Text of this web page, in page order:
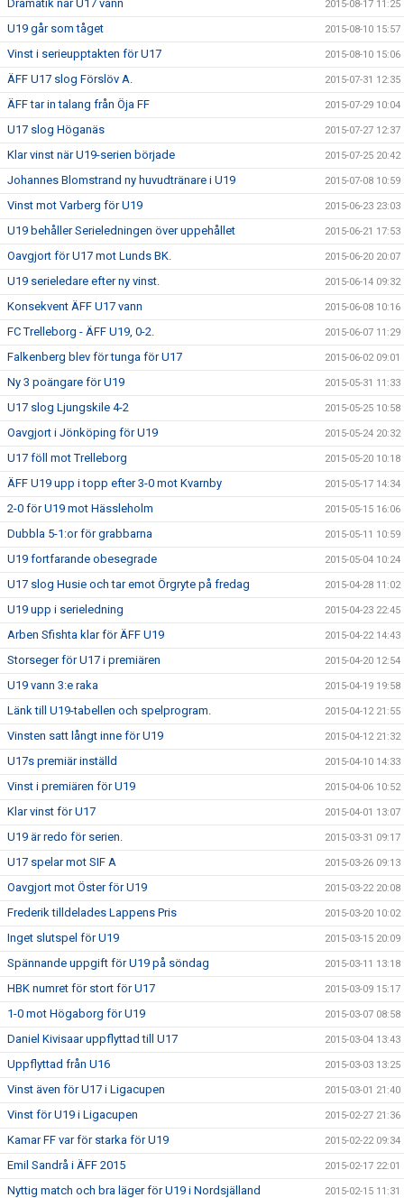
Dramatik när U17 vann 2015-08-17 11:25
U19 går som tåget 2015-08-10 15:57
Vinst i serieupptakten för U17 2015-08-10 15:06
ÄFF U17 slog Förslöv A. 2015-07-31 12:35
ÄFF tar in talang från Öja FF 2015-07-29 10:04
U17 slog Höganäs 2015-07-27 12:37
Klar vinst när U19-serien började 2015-07-25 20:42
Johannes Blomstrand ny huvudtränare i U19 2015-07-08 10:59
Vinst mot Varberg för U19 2015-06-23 23:03
U19 behåller Serieledningen över uppehållet 2015-06-21 17:53
Oavgjort för U17 mot Lunds BK. 2015-06-20 20:07
U19 serieledare efter ny vinst. 2015-06-14 09:32
Konsekvent ÄFF U17 vann 2015-06-08 10:16
FC Trelleborg - ÄFF U19, 0-2. 2015-06-07 11:29
Falkenberg blev för tunga för U17 2015-06-02 09:01
Ny 3 poängare för U19 2015-05-31 11:33
U17 slog Ljungskile 4-2 2015-05-25 10:58
Oavgjort i Jönköping för U19 2015-05-24 20:32
U17 föll mot Trelleborg 2015-05-20 10:18
ÄFF U19 upp i topp efter 3-0 mot Kvarnby 2015-05-17 14:34
2-0 för U19 mot Hässleholm 2015-05-15 16:06
Dubbla 5-1:or för grabbarna 2015-05-11 10:59
U19 fortfarande obesegrade 2015-05-04 10:24
U17 slog Husie och tar emot Örgryte på fredag 2015-04-28 11:02
U19 upp i serieledning 2015-04-23 22:45
Arben Sfishta klar för ÄFF U19 2015-04-22 14:43
Storseger för U17 i premiären 2015-04-20 12:54
U19 vann 3:e raka 2015-04-19 19:58
Länk till U19-tabellen och spelprogram. 2015-04-12 21:55
Vinsten satt långt inne för U19 2015-04-12 21:32
U17s premiär inställd 2015-04-10 14:33
Vinst i premiären för U19 2015-04-06 10:52
Klar vinst för U17 2015-04-01 13:07
U19 är redo för serien. 2015-03-31 09:17
U17 spelar mot SIF A 2015-03-26 09:13
Oavgjort mot Öster för U19 2015-03-22 20:08
Frederik tilldelades Lappens Pris 2015-03-20 10:02
Inget slutspel för U19 2015-03-15 20:09
Spännande uppgift för U19 på söndag 2015-03-11 13:18
HBK numret för stort för U17 2015-03-09 15:17
1-0 mot Högaborg för U19 2015-03-07 08:58
Daniel Kivisaar uppflyttad till U17 2015-03-04 13:43
Uppflyttad från U16 2015-03-03 13:25
Vinst även för U17 i Ligacupen 2015-03-01 21:40
Vinst för U19 i Ligacupen 2015-02-27 21:36
Kamar FF var för starka för U19 2015-02-22 09:34
Emil Sandrå i ÄFF 2015 2015-02-17 22:01
Nyttig match och bra läger för U19 i Nordsjälland 2015-02-15 11:31